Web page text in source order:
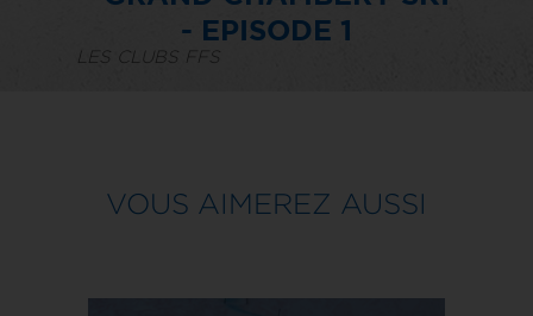
- EPISODE 1
LES CLUBS FFS
VOUS AIMEREZ AUSSI